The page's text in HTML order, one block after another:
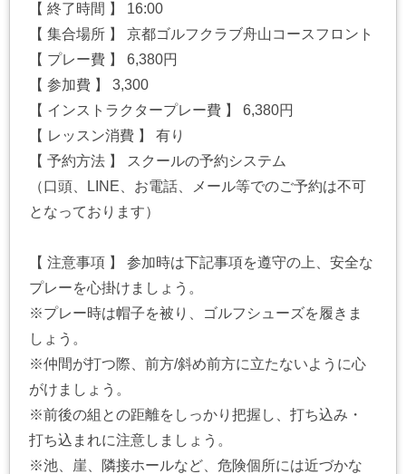
【 終了時間 】 16:00
【 集合場所 】 京都ゴルフクラブ舟山コースフロント
【 プレー費 】 6,380円
【 参加費 】 3,300
【 インストラクタープレー費 】 6,380円
【 レッスン消費 】 有り
【 予約方法 】 スクールの予約システム
（口頭、LINE、お電話、メール等でのご予約は不可
となっております）
【 注意事項 】 参加時は下記事項を遵守の上、安全な
プレーを心掛けましょう。
※プレー時は帽子を被り、ゴルフシューズを履きま
しょう。
※仲間が打つ際、前方/斜め前方に立たないように心
がけましょう。
※前後の組との距離をしっかり把握し、打ち込み・
打ち込まれに注意しましょう。
※池、崖、隣接ホールなど、危険個所には近づかな